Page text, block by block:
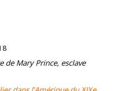
de Mary Prince, esclave